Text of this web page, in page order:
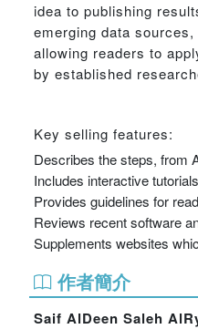
idea to publishing
emerging data
allowing readers to
by established
Key selling features:
Describes the steps, from
Includes interactive
Provides guidelines for
Reviews recent software
Supplements websites
作者簡介
Saif AlDeen Saleh